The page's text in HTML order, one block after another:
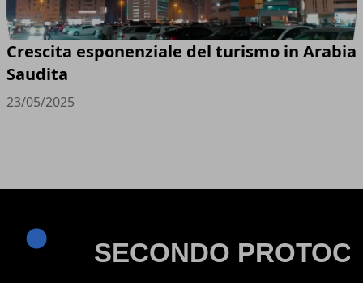
Crescita esponenziale del turismo in Arabia
Saudita
23/05/2025